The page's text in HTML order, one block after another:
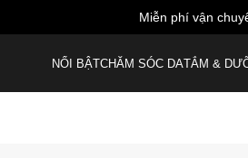
Miễn phí vận
NỔI BẬTCHĂM SÓC DATẮM &